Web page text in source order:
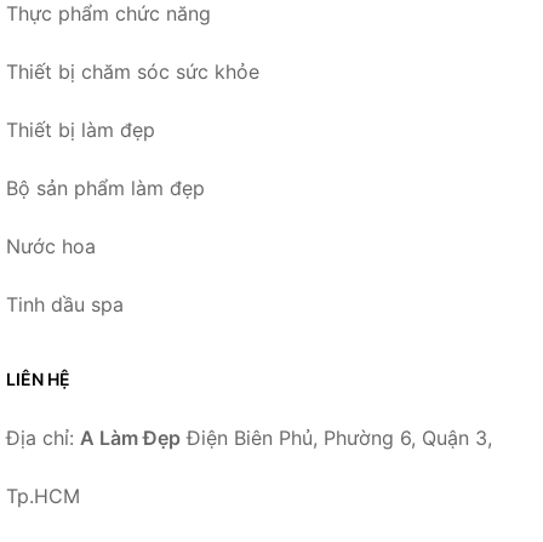
Thực phẩm chức năng
Thiết bị chăm sóc sức khỏe
Thiết bị làm đẹp
Bộ sản phẩm làm đẹp
Nước hoa
Tinh dầu spa
LIÊN HỆ
Địa chỉ: A Làm Đẹp Điện Biên Phủ, Phường 6, Quận 3,
Tp.HCM